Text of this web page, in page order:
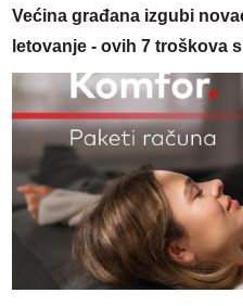
Većina građana izgubi
letovanje - ovih 7 troškova